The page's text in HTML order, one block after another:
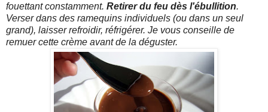
fouettant constamment. Retirer du feu dès l'ébullition.
Verser dans des ramequins individuels (ou dans un seul
grand), laisser refroidir, réfrigérer. Je vous conseille de
remuer cette crème avant de la déguster.